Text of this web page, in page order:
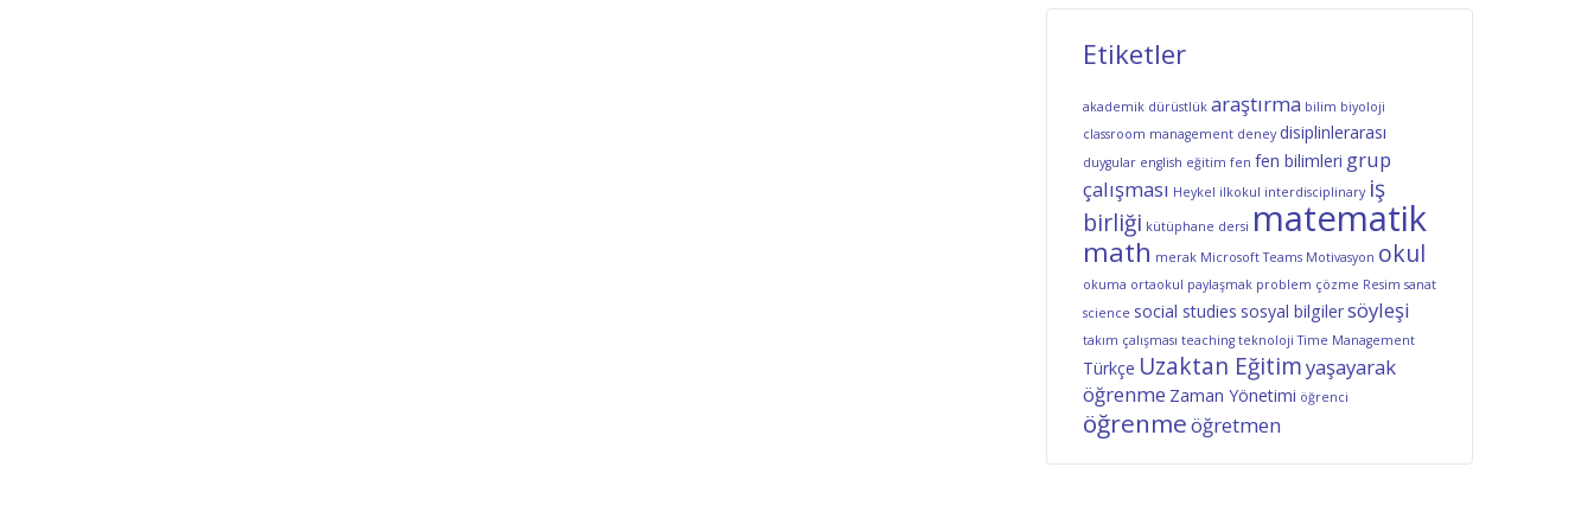
Etiketler
akademik dürüstlük araştırma bilim biyoloji
classroom management deney disiplinlerarası
duygular english eğitim fen fen bilimleri grup
çalışması Heykel ilkokul interdisciplinary iş
birliği kütüphane dersi matematik
math merak Microsoft Teams Motivasyon okul
okuma ortaokul paylaşmak problem çözme Resim sanat
science social studies sosyal bilgilersöyleşi
takım çalışması teaching teknoloji Time Management
Türkçe Uzaktan Eğitimyaşayarak
öğrenme Zaman Yönetimi öğrenci
öğrenmeöğretmen